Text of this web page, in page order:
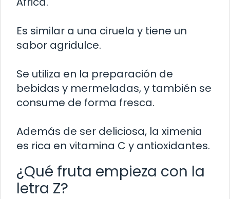
Es similar a una ciruela y tiene un
sabor agridulce.
Se utiliza en la preparación de
bebidas y mermeladas, y también se
consume de forma fresca.
Además de ser deliciosa, la ximenia
es rica en vitamina C y antioxidantes.
¿Qué fruta empieza con la
letra Z?